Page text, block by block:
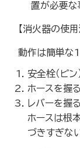
置が必要な
【消火器の使用
動作は簡単な
安全栓（ピン
ホースを握る
レバーを握る
ホースは根
づきすぎな